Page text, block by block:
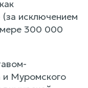
исключением
300 000
Муромского